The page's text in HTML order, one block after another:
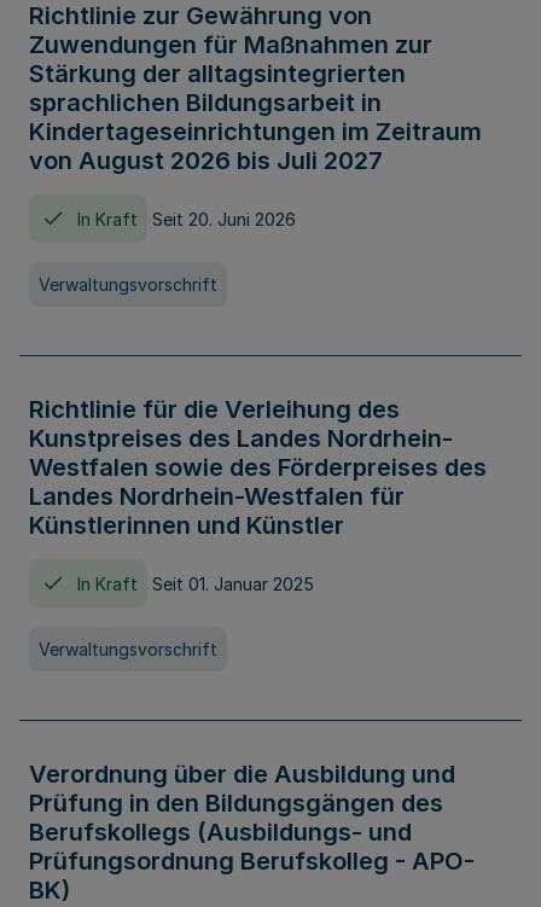
Richtlinie zur Gewährung von
Zuwendungen für Maßnahmen zur
Stärkung der alltagsintegrierten
sprachlichen Bildungsarbeit in
Kindertageseinrichtungen im Zeitraum
von August 2026 bis Juli 2027
In Kraft Seit 20. Juni 2026
Verwaltungsvorschrift
Richtlinie für die Verleihung des
Kunstpreises des Landes Nordrhein-
Westfalen sowie des Förderpreises des
Landes Nordrhein-Westfalen für
Künstlerinnen und Künstler
In Kraft Seit 01. Januar 2025
Verwaltungsvorschrift
Verordnung über die Ausbildung und
Prüfung in den Bildungsgängen des
Berufskollegs (Ausbildungs- und
Prüfungsordnung Berufskolleg - APO-
BK)